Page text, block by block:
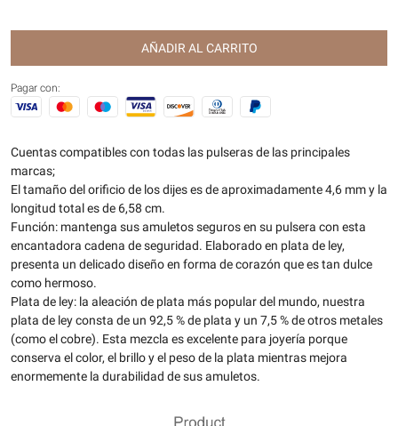
AÑADIR AL CARRITO
Pagar con:
Cuentas compatibles con todas las pulseras de las principales
marcas;
El tamaño del orificio de los dijes es de aproximadamente 4,6 mm y la
longitud total es de 6,58 cm.
Función: mantenga sus amuletos seguros en su pulsera con esta
encantadora cadena de seguridad. Elaborado en plata de ley,
presenta un delicado diseño en forma de corazón que es tan dulce
como hermoso.
Plata de ley: la aleación de plata más popular del mundo, nuestra
plata de ley consta de un 92,5 % de plata y un 7,5 % de otros metales
(como el cobre). Esta mezcla es excelente para joyería porque
conserva el color, el brillo y el peso de la plata mientras mejora
enormemente la durabilidad de sus amuletos.